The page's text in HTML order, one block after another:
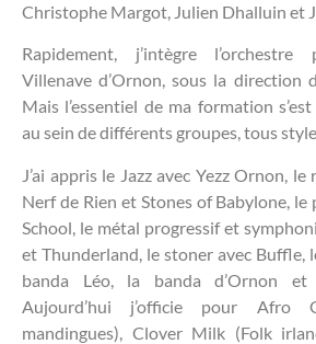
Christophe Margot, Julien Dhalluin et
Rapidement, j’intègre l’orchestre
Villenave d’Ornon, sous la direction
Mais l’essentiel de ma formation
au sein de différents groupes, tous
J’ai appris le Jazz avec Yezz Ornon,
Nerf de Rien et Stones of Babylone, le
School, le métal progressif et
et Thunderland, le stoner avec Buffle,
banda Léo, la banda d’Ornon
Aujourd’hui j’officie pour Afro
mandingues), Clover Milk (Folk